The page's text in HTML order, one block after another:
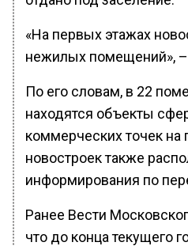
«На первых этажах
нежилых помещений»,
По его словам, в 22
находятся объекты
коммерческих точек на
новостроек также
информирования по
Ранее Вести
что до конца текущего